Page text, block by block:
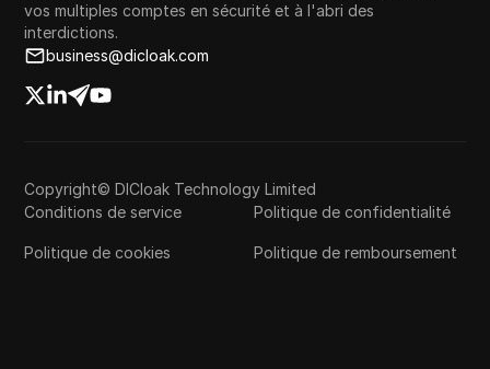
vos multiples comptes en sécurité et à l'abri des
interdictions.
business@dicloak.com
Copyright© DICloak Technology Limited
Conditions de service
Politique de confidentialité
Politique de cookies Politique de remboursement